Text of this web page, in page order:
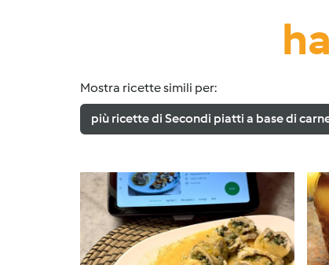
Mostra ricette simili per:
più ricette di Secondi piatti a base di